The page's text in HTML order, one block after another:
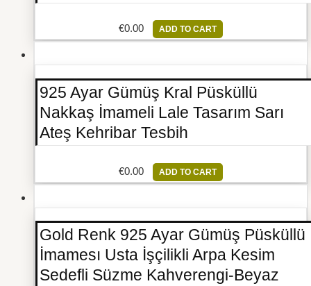
€0.00 ADD TO CART
925 Ayar Gümüş Kral Püsküllü
Nakkaş İmameli Lale Tasarım Sarı
Ateş Kehribar Tesbih
€0.00 ADD TO CART
Gold Renk 925 Ayar Gümüş Püsküllü
İmamesı Usta İşçilikli Arpa Kesim
Sedefli Süzme Kahverengi-Beyaz